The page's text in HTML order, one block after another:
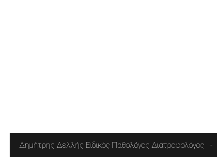
Δημήτρης Δελλής Ειδικός Παθολόγος Διατροφολόγος